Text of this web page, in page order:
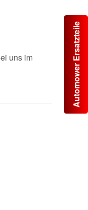
Automower Ersatzteile
uns im